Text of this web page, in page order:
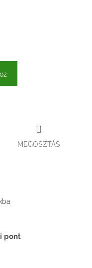
MEGOSZTÁS
pont